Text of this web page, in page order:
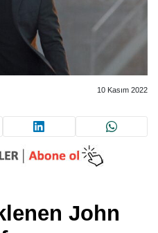
10 Kasım 2022
John